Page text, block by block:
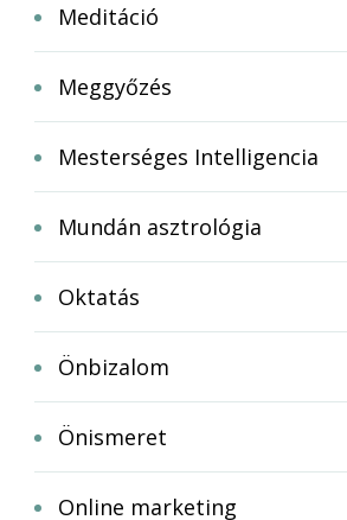
Meditáció
Meggyőzés
Mesterséges Intelligencia
Mundán asztrológia
Oktatás
Önbizalom
Önismeret
Online marketing